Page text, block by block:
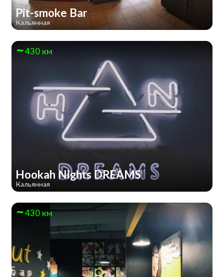
Pit-smoke Bar
Кальянная
430 км
Hookah Nights DREAMS
Кальянная
430 км